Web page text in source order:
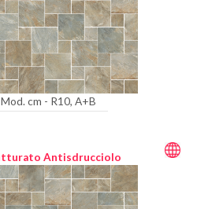
cm - R10, A+B
Antisdrucciolo